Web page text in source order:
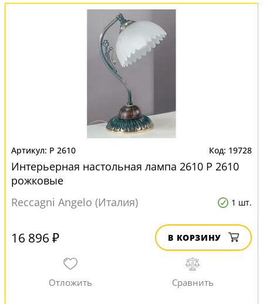
P 2610 19728
Интерьерная настольная лампа 2610 P 2610
рожковые
Reccagni Angelo (Италия)
1 шт.
16 896 ₽ В КОРЗИНУ